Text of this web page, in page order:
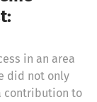
in an area
did not only
contribution to